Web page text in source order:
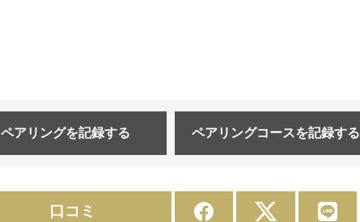
ペアリングを記録する ペアリングコースを記録する
口コミ